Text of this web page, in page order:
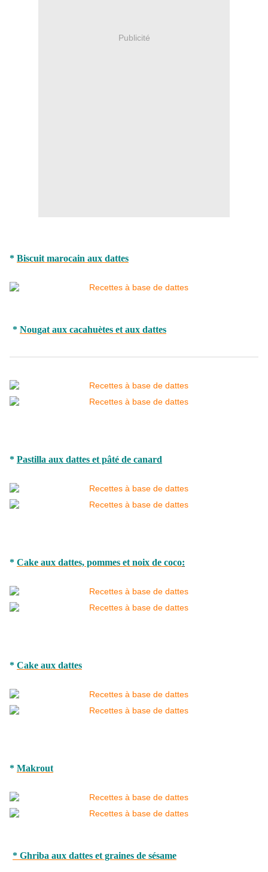
Publicité
* Biscuit marocain aux dattes
* Nougat aux cacahuètes et aux dattes
* Pastilla aux dattes et pâté de canard
* Cake aux dattes, pommes et noix de coco:
* Cake aux dattes
* Makrout
* Ghriba aux dattes et graines de sésame